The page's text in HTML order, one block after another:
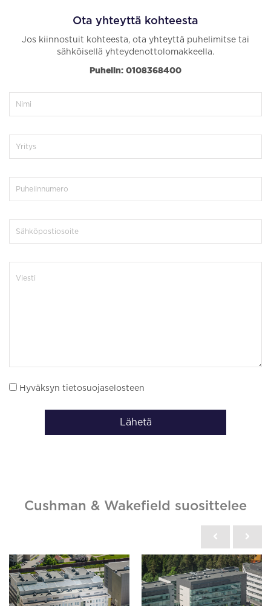
Ota yhteyttä kohteesta
Jos kiinnostuit kohteesta, ota yhteyttä puhelimitse tai
sähköisellä yhteydenottolomakkeella.
Puhelin: 0108368400
Hyväksyn tietosuojaselosteen
Lähetä
Cushman & Wakefield suosittelee